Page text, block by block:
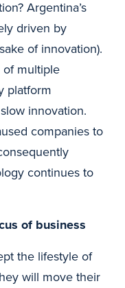
Argentina’s
driven by
of innovation).
multiple
platform
innovation.
companies to
continues to
of business
the lifestyle of
will move their